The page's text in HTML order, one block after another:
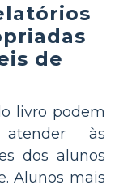
de
livro podem
às
dos alunos
Alunos mais